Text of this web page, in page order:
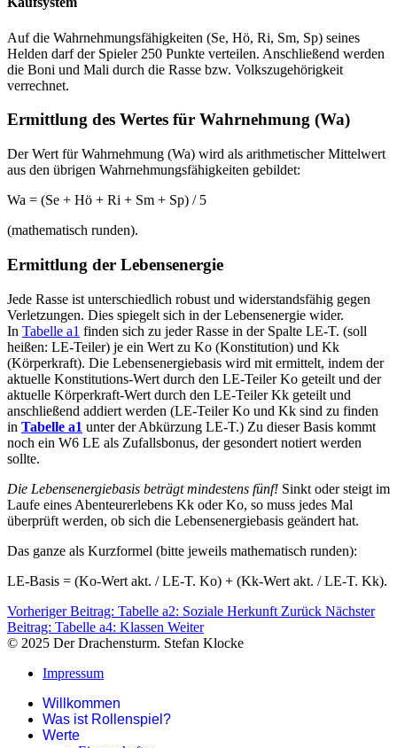
Auf die Wahrnehmungsfähigkeiten (Se, Hö, Ri, Sm, Sp) seines
Helden darf der Spieler 250 Punkte verteilen. Anschließend werden
die Boni und Mali durch die Rasse bzw. Volkszugehörigkeit
verrechnet.
Ermittlung des Wertes für Wahrnehmung (Wa)
Der Wert für Wahrnehmung (Wa) wird als arithmetischer Mittelwert
aus den übrigen Wahrnehmungsfähigkeiten gebildet:
Wa = (Se + Hö + Ri + Sm + Sp) / 5
(mathematisch runden).
Ermittlung der Lebensenergie
Jede Rasse ist unterschiedlich robust und widerstandsfähig gegen
Verletzungen. Dies spiegelt sich in der Lebensenergie wider.
In Tabelle a1 finden sich zu jeder Rasse in der Spalte LE-T. (soll
heißen: LE-Teiler) je ein Wert zu Ko (Konstitution) und Kk
(Körperkraft). Die Lebensenergiebasis wird mit ermittelt, indem der
aktuelle Konstitutions-Wert durch den LE-Teiler Ko geteilt und der
aktuelle Körperkraft-Wert durch den LE-Teiler Kk geteilt und
anschließend addiert werden (LE-Teiler Ko und Kk sind zu finden
in Tabelle a1 unter der Abkürzung LE-T.) Zu dieser Basis kommt
noch ein W6 LE als Zufallsbonus, der gesondert notiert werden
sollte.
Die Lebensenergiebasis beträgt mindestens fünf! Sinkt oder steigt im
Laufe eines Abenteurerlebens Kk oder Ko, so muss jedes Mal
überprüft werden, ob sich die Lebensenergiebasis geändert hat.
Das ganze als Kurzformel (bitte jeweils mathematisch runden):
LE-Basis = (Ko-Wert akt. / LE-T. Ko) + (Kk-Wert akt. / LE-T. Kk).
Vorheriger Beitrag: Tabelle a2: Soziale Herkunft Zurück Nächster
Beitrag: Tabelle a4: Klassen Weiter
© 2025 Der Drachensturm. Stefan Klocke
Impressum
Willkommen
Was ist Rollenspiel?
Werte